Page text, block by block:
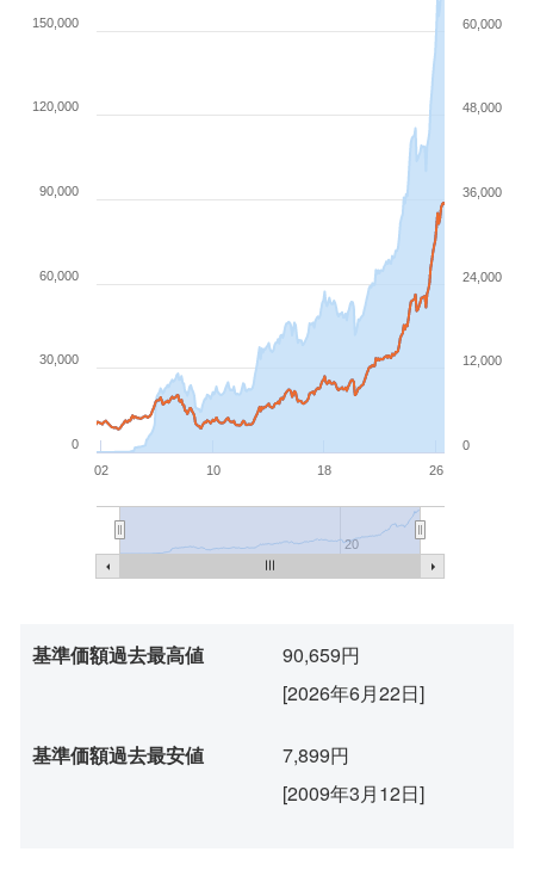
02 26
10 18
20
0
12,000
24,000
36,000
48,000
60,000
0
30,000
60,000
90,000
120,000
150,000
基準価額過去最高値
90,659円
[2026年6月22日]
基準価額過去最安値
7,899円
[2009年3月12日]